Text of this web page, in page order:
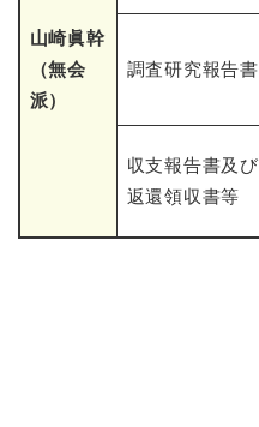
山崎眞幹
（無会
派）
調査研究報告書
収支報告書及び
返還領収書等